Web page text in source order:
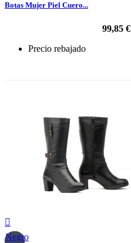
Botas Mujer Piel Cuero...
99,85 €
Precio rebajado

Negro